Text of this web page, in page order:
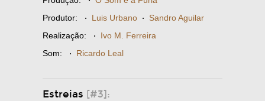
Produtor: · Luis Urbano · Sandro Aguilar
Realização: · Ivo M. Ferreira
Som: · Ricardo Leal
Estreias [#3]: